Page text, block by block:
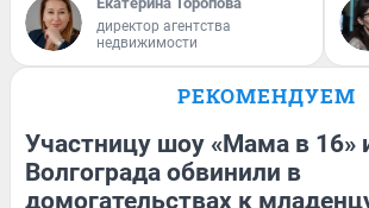
директор агентства
недвижимости
РЕКОМЕНДУЕМ
Участницу шоу «Мама в 16»
Волгограда обвинили в
домогательствах к